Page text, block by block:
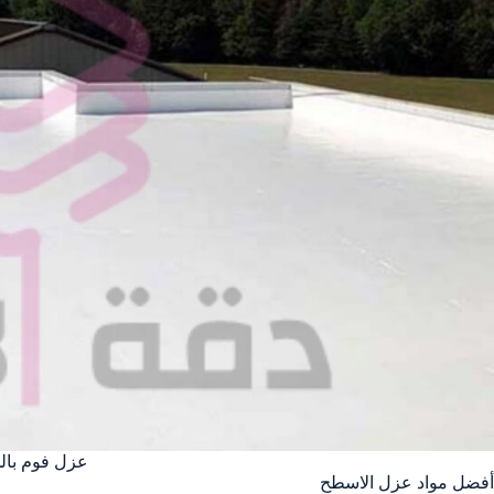
عزل فوم
أفضل مواد عزل الاسطح